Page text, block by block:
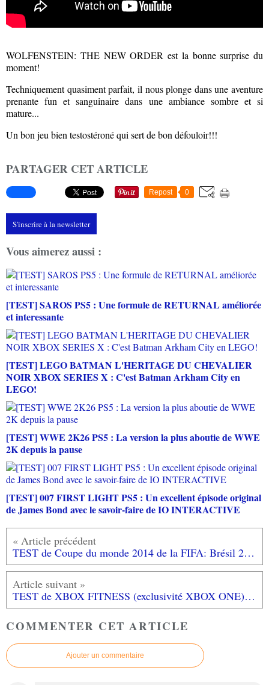
WOLFENSTEIN: THE NEW ORDER est la bonne surprise du
moment!
Techniquement quasiment parfait, il nous plonge dans une aventure
prenante fun et sanguinaire dans une ambiance sombre et si
mature...
Un bon jeu bien testostéroné qui sert de bon défouloir!!!
PARTAGER CET ARTICLE
Repost 0
S'inscrire à la newsletter
Vous aimerez aussi :
[TEST] SAROS PS5 : Une formule de RETURNAL améliorée
et interessante
[TEST] LEGO BATMAN L'HERITAGE DU CHEVALIER
NOIR XBOX SERIES X : C'est Batman Arkham City en
LEGO!
[TEST] WWE 2K26 PS5 : La version la plus aboutie de WWE
2K depuis la pause
[TEST] 007 FIRST LIGHT PS5 : Un excellent épisode original
de James Bond avec le savoir-faire de IO INTERACTIVE
TEST de Coupe du monde 2014 de la FIFA: Brésil 2014 (sur XBOX 360): du foot festif pour un jeu éphémère...
TEST de XBOX FITNESS (exclusivité XBOX ONE): ça ne rigole pas!
COMMENTER CET ARTICLE
Ajouter un commentaire